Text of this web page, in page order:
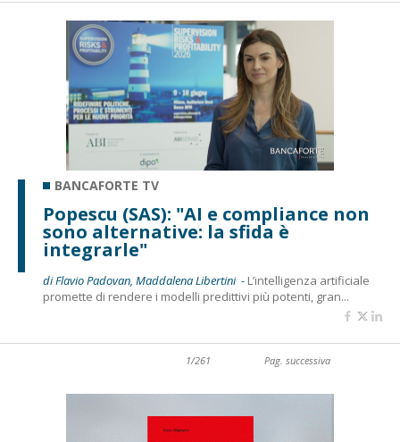
BANCAFORTE TV
Popescu (SAS): "AI e compliance non
sono alternative: la sfida è
integrarle"
di Flavio Padovan, Maddalena Libertini - L’intelligenza artificiale
promette di rendere i modelli predittivi più potenti, gran...
1/261 Pag. successiva